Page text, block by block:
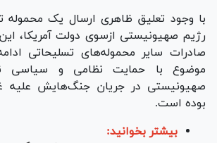
با وجود تعلیق ظاهری ارسال یک
رژیم صهیونیستی ازسوی دولت آمریکا،
صادرات سایر محموله‌های تسلیحاتی
موضوع با حمایت نظامی و سیاسی
صهیونیستی در جریان جنگ‌هایش علیه
بوده است.
بیشتر بخوانید: